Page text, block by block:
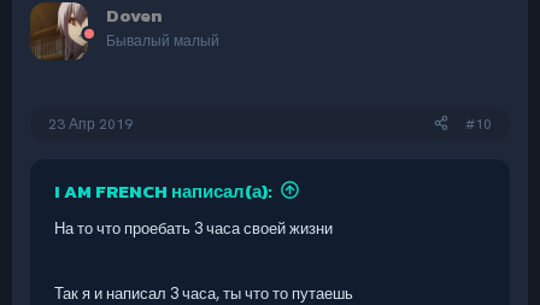
Doven
Бывалый малый
23 Апр 2019 #10
I AM FRENCH написал(а):
На то что проебать 3 часа своей жизни
Так я и написал 3 часа, ты что то путаешь